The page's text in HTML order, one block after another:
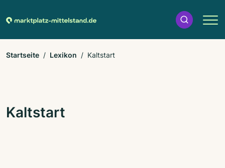
Startseite Lexikon Kaltstart
Kaltstart